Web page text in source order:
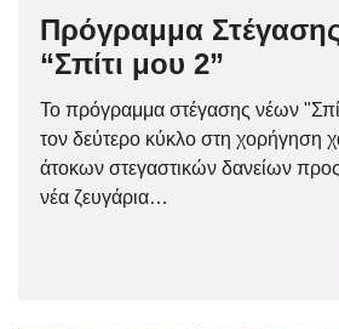
Πρόγραμμα
“Σπίτι μου 2”
Το πρόγραμμα στέγασης νέων
τον δεύτερο κύκλο στη χορήγηση
άτοκων στεγαστικών δανείων προς
νέα ζευγάρια…